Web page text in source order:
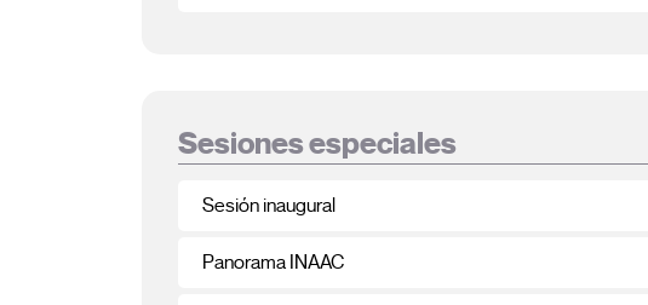
Sesiones especiales
Sesión inaugural
Panorama INAAC